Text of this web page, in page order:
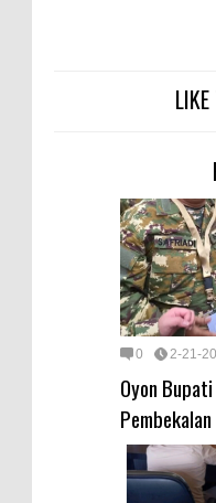
0 2-21-
Oyon